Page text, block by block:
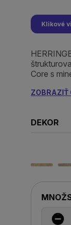
Klikové
Core s
ZOBRAZIŤ
DEKOR